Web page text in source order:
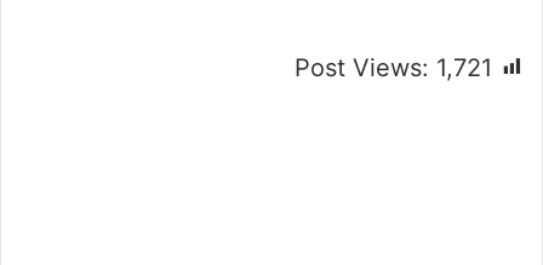
Post Views: 1,721